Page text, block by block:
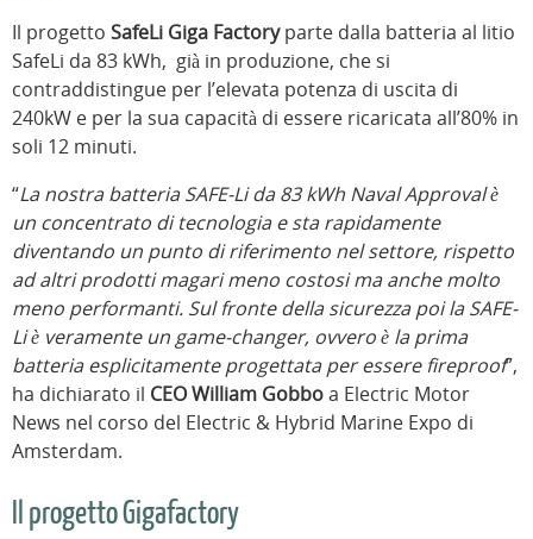
Il progetto SafeLi Giga Factoryparte dalla batteria al litio
SafeLi da 83 kWh, già in produzione, che si
contraddistingue per l’elevata potenza di uscita di
240kW e per la sua capacità di essere ricaricata all’80% in
soli 12 minuti.
“La nostra batteria SAFE-Li da 83 kWh Naval Approval è
un concentrato di tecnologia e sta rapidamente
diventando un punto di riferimento nel settore, rispetto
ad altri prodotti magari meno costosi ma anche molto
meno performanti. Sul fronte della sicurezza poi la SAFE-
Li è veramente un game-changer, ovvero è la prima
batteria esplicitamente progettata per essere fireproof”,
ha dichiarato il CEO William Gobboa Electric Motor
News nel corso del Electric & Hybrid Marine Expo di
Amsterdam.
Il progetto Gigafactory